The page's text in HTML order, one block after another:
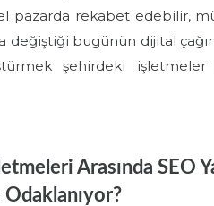
pazarda rekabet edebilir,
değiştiği bugünün dijital
şehirdeki işletmeler
Arasında SEO